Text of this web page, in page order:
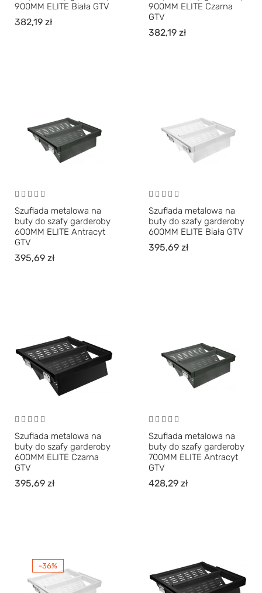
900MM ELITE Biała GTV
382,19 zł
900MM ELITE Czarna
GTV
382,19 zł
Szuflada metalowa na
buty do szafy garderoby
600MM ELITE Antracyt
GTV
395,69 zł
Szuflada metalowa na
buty do szafy garderoby
600MM ELITE Biała GTV
395,69 zł
Szuflada metalowa na
buty do szafy garderoby
600MM ELITE Czarna
GTV
395,69 zł
Szuflada metalowa na
buty do szafy garderoby
700MM ELITE Antracyt
GTV
428,29 zł
-36%